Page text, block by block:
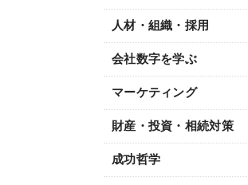
人材・組織・採用
会社数字を学ぶ
マーケティング
財産・投資・相続対策
成功哲学